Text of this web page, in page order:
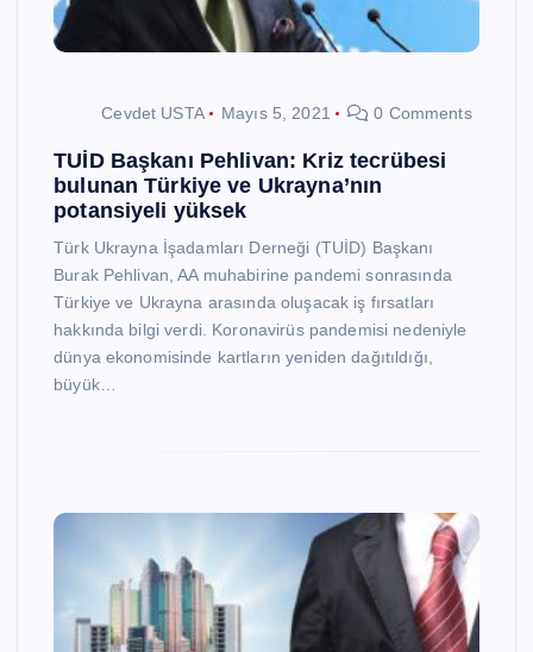
Cevdet USTA Mayıs 5, 2021 0 Comments
TUİD Başkanı Pehlivan: Kriz tecrübesi
bulunan Türkiye ve Ukrayna’nın
potansiyeli yüksek
Türk Ukrayna İşadamları Derneği (TUİD) Başkanı
Burak Pehlivan, AA muhabirine pandemi sonrasında
Türkiye ve Ukrayna arasında oluşacak iş fırsatları
hakkında bilgi verdi. Koronavirüs pandemisi nedeniyle
dünya ekonomisinde kartların yeniden dağıtıldığı,
büyük…